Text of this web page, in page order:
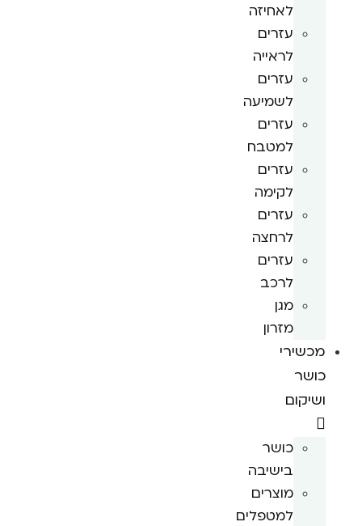
לאחיזה
עזרים
לראייה
עזרים
לשמיעה
עזרים
למטבח
עזרים
לקימה
עזרים
לרחצה
עזרים
לרכב
מגן
מזרון
מכשירי
כושר
ושיקום
כושר
בישיבה
מוצרים
למטפלים